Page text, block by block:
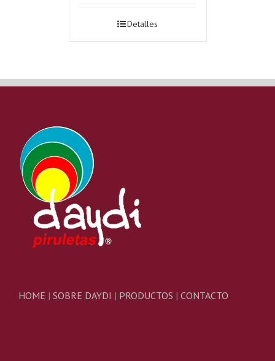
Detalles
HOME | SOBRE DAYDI | PRODUCTOS | CONTACTO